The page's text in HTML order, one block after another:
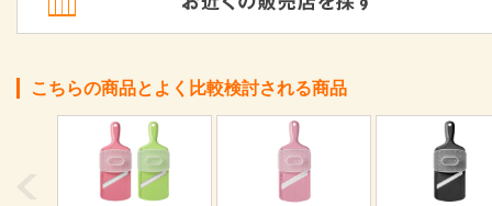
こちらの商品とよく比較検討される商品